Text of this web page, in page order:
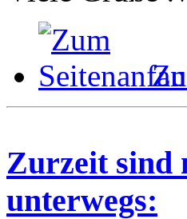
Zurzeit sind
unterwegs: